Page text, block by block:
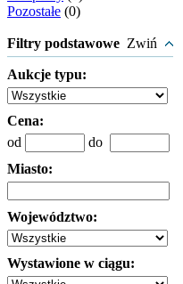
Pozostałe (0)
Filtry podstawowe Zwiń
Aukcje typu:
Cena:
od
do
Miasto:
Województwo:
Wystawione w ciągu: